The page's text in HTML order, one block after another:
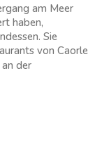
am Meer
haben,
Sie
von Caorle
der